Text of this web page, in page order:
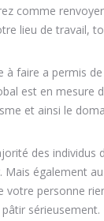
comme
lieu de travail,
à faire a permis
est en mesure
et ainsi le
des individus
Mais également
votre personne
sérieusement.